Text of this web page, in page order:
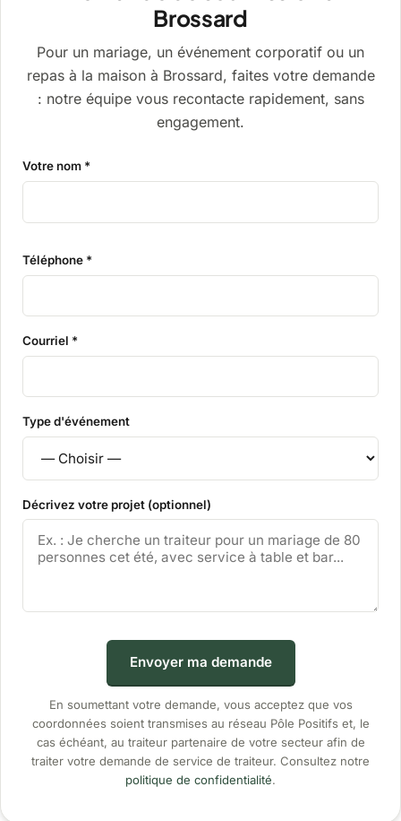
Brossard
Pour un mariage, un événement corporatif ou un
repas à la maison à Brossard, faites votre demande
: notre équipe vous recontacte rapidement, sans
engagement.
Votre nom *
Téléphone *
Courriel *
Type d'événement
Décrivez votre projet (optionnel)
Envoyer ma demande
En soumettant votre demande, vous acceptez que vos
coordonnées soient transmises au réseau Pôle Positifs et, le
cas échéant, au traiteur partenaire de votre secteur afin de
traiter votre demande de service de traiteur. Consultez notre
politique de confidentialité.